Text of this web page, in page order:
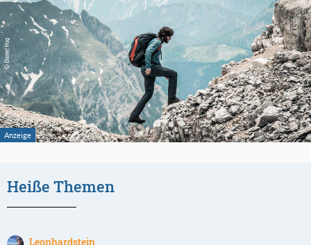
Heiße Themen
Leonhardstein